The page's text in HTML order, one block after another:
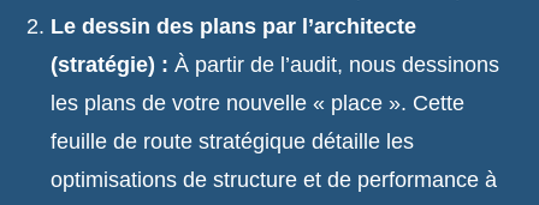
Le dessin des plans par l’architecte
(stratégie) : À partir de l’audit, nous dessinons
les plans de votre nouvelle « place ». Cette
feuille de route stratégique détaille les
optimisations de structure et de performance à